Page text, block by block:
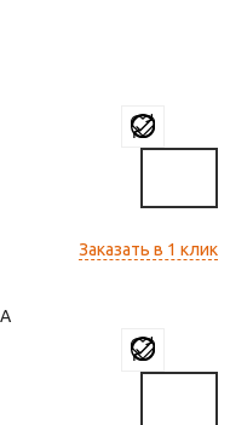
Заказать в 1 клик